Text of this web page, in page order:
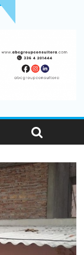
bajó un 12,6%